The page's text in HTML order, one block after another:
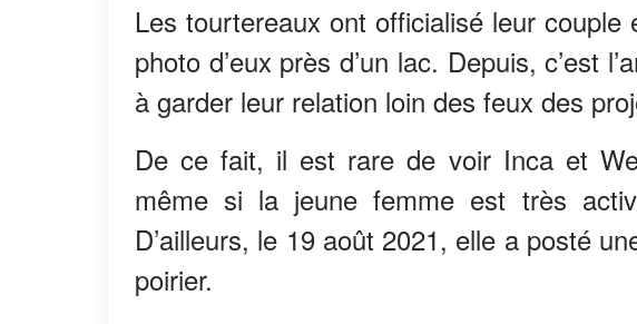
Les tourtereaux ont officialisé leur
photo d’eux près d’un lac. Depuis, c’est
à garder leur relation loin des feux des
De ce fait, il est rare de voir Inca et
même si la jeune femme est très
D’ailleurs, le 19 août 2021, elle a posté
poirier.